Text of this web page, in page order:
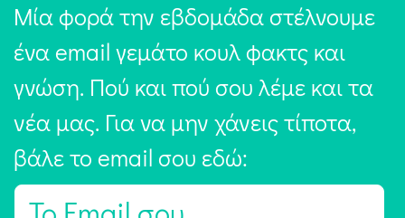
Μία φορά την εβδομάδα στέλνουμε
ένα email γεμάτο κουλ φακτς και
γνώση. Πού και πού σου λέμε και τα
νέα μας. Για να μην χάνεις τίποτα,
βάλε το email σου εδώ:
E